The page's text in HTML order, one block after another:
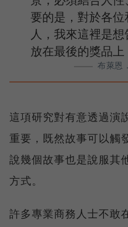
布萊恩
要的是，對於各
人，我來這裡是
放在最後的獎品上
這項研究對有意透過演
重要，既然故事可以觸
說幾個故事也是說服其
方式。
許多專業商務人士不敢